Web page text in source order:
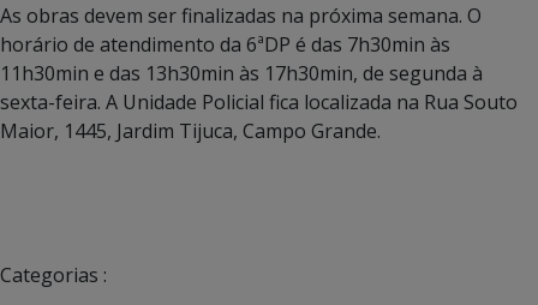
As obras devem ser finalizadas na próxima semana. O
horário de atendimento da 6ªDP é das 7h30min às
11h30min e das 13h30min às 17h30min, de segunda à
sexta-feira. A Unidade Policial fica localizada na Rua Souto
Maior, 1445, Jardim Tijuca, Campo Grande.
Categorias :